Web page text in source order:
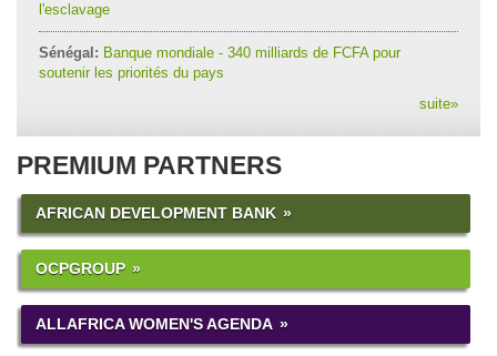
l'esclavage
Sénégal: Banque mondiale - 340 milliards de FCFA pour
soutenir les priorités du pays
suite»
PREMIUM PARTNERS
AFRICAN DEVELOPMENT BANK
OCPGROUP
ALLAFRICA WOMEN'S AGENDA